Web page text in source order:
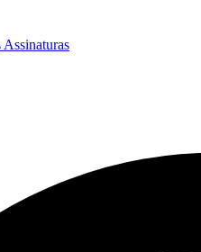
Assinaturas